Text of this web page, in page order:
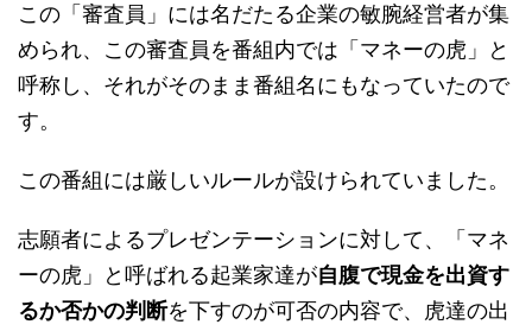
この「審査員」には名だたる企業の敏腕経営者が集
められ、この審査員を番組内では「マネーの虎」と
呼称し、それがそのまま番組名にもなっていたので
す。
この番組には厳しいルールが設けられていました。
志願者によるプレゼンテーションに対して、「マネ
ーの虎」と呼ばれる起業家達が自腹で現金を出資す
るか否かの判断を下すのが可否の内容で、虎達の出